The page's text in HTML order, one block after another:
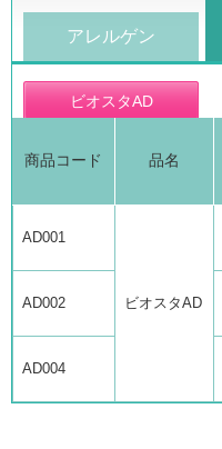
アレルゲン
ビオスタAD
商品コード 品名
AD001
ビオスタAD
AD002
AD004